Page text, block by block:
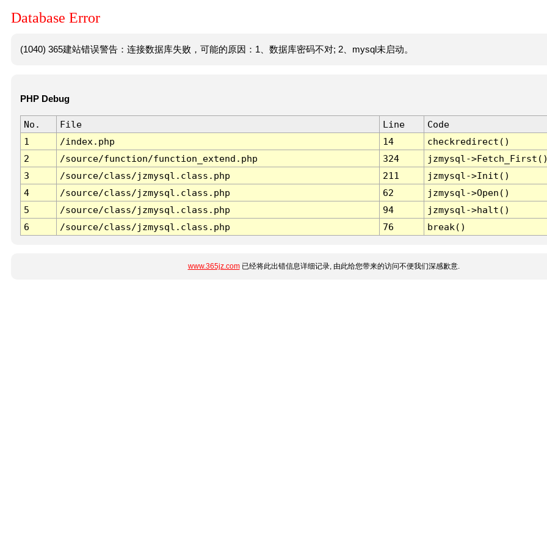
Database Error
(1040) 365建站错误警告：连接数据库失败，可能的原因：1、数据库密码不对; 2、mysql未启动。
PHP Debug
No. File Line
Code
1
/index.php 14
checkredirect()
2
/source/function/function_extend.php 324
jzmysql-
3
/source/class/jzmysql.class.php 211
jzmysql->Init()
4
/source/class/jzmysql.class.php 62
jzmysql->Open()
5
/source/class/jzmysql.class.php 94
jzmysql->halt()
6
/source/class/jzmysql.class.php 76 break()
www.365jz.com已经将此出错信息详细记录, 由此给您带来的访问不便我们深感歉意.